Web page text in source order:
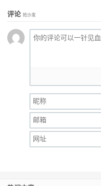
评论 抢沙发